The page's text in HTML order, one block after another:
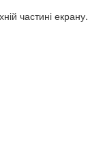
частині екрану.